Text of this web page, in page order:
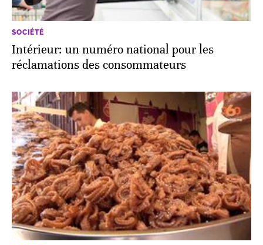
SOCIÉTÉ
Intérieur: un numéro national pour les
réclamations des consommateurs